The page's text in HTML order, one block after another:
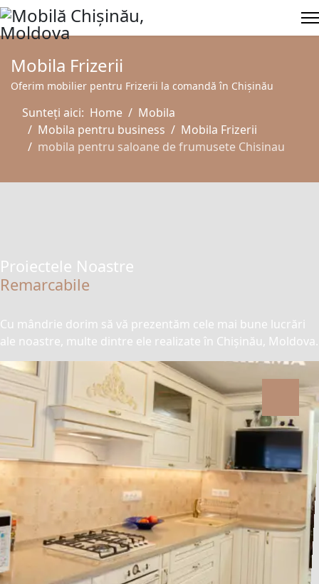
Mobila Frizerii
Oferim mobilier pentru Frizerii la comandă în Chișinău
Sunteți aici: Home
Mobila
Mobila pentru business
Mobila Frizerii
mobila pentru saloane de frumusete Chisinau
Proiectele Noastre
Remarcabile
Cu mândrie dorim să vă prezentăm cele mai bune lucrări
ale noastre, multe dintre ele realizate în Chișinău, Moldova.